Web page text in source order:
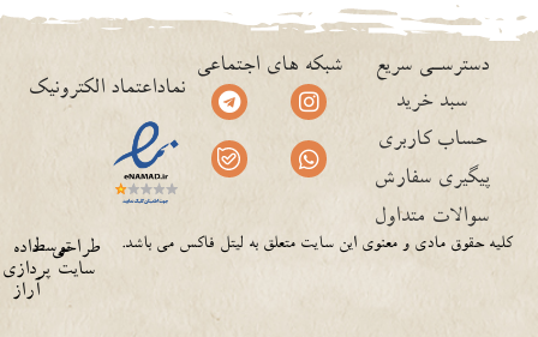
دسترسـی سریع
سبد خرید
حساب کاربری
پیگیری سفارش
سوالات متداول
شبکه های اجتماعی
نماداعتماد الکترونیک
داده
پردازی
آراز
توسططراحی
سایت
کلیه حقوق مادی و معنوی این سایت متعلق به لیتل فاکس می باشد.